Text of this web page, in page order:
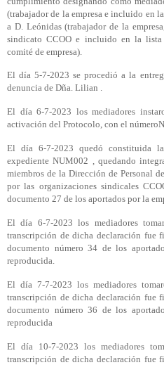
(trabajador de la empresa e incluido en
a D. Leónidas (trabajador de la
sindicato CCOO e incluido en la lista
comité de empresa).
El día 5-7-2023 se procedió a la
denuncia de Dña. Lilian .
El día 6-7-2023 los mediadores
activación del Protocolo, con el
El día 6-7-2023 quedó constituida
expediente NUM002 , quedando
miembros de la Dirección de Personal
por las organizaciones sindicales
documento 27 de los aportados por la
El día 6-7-2023 los mediadores
transcripción de dicha declaración fue
documento número 34 de los
reproducida.
El día 7-7-2023 los mediadores
transcripción de dicha declaración fue
documento número 36 de los
reproducida
El día 10-7-2023 los mediadores
transcripción de dicha declaración fue